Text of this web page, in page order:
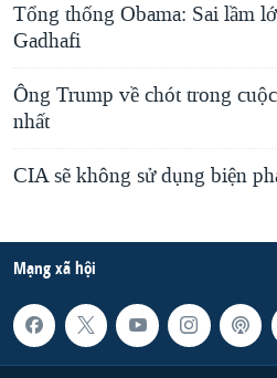
Tổng thống Obama: Sai lầm
Gadhafi
Ông Trump về chót trong
nhất
CIA sẽ không sử dụng biện
Mạng xã hội